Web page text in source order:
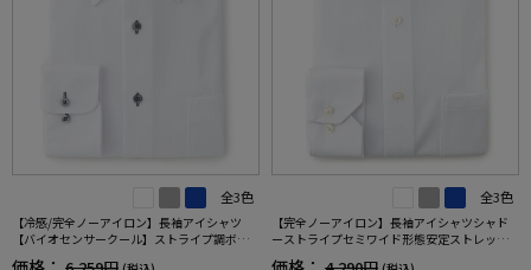
全3色
【冷感/完全ノーアイロン】長袖アイシャツ
【バイオセンサークール】ストライプ調ボタ
ンダウンストライプ形態安定ストレッチ防汚
全3色
【完全ノーアイロン】長袖アイシャツシャド
ーストライプセミワイド形態安定ストレッチ
吸汗速乾ワイシャツ通年